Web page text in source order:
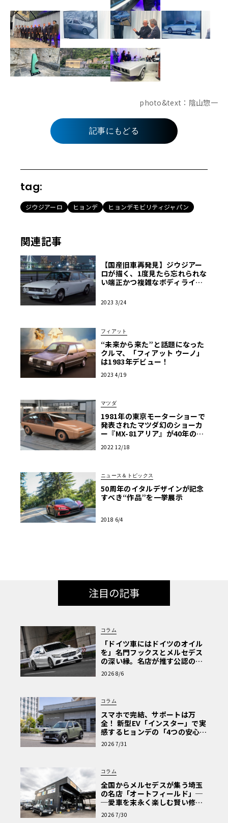
photo&text：陰山惣一
記事にもどる
tag:
ジウジアーロ ヒョンデ ヒョンデモビリティジャパン
関連記事
【国産旧車再発見】ジウジアー
ロが描く、1度見たら忘れられな
い端正かつ複雑なボディライン
2023 3/24
フィアット
“未来から来た”と話題になった
クルマ、「フィアット ウーノ」
は1983年デビュー！
2023 4/19
マツダ
1981年の東京モーターショーで
発表されたマツダ幻のショーカ
ー『MX-81アリア』が40年の時
な物語とは――？
2022 12/18
ニュース＆トピックス
50周年のイタルデザインが記念
すべき“作品”を一挙展示
2018 6/4
注目の記事
コラム
「ドイツ車にはドイツのオイル
を」名門フックスとメルセデス
の深い縁。名店が推す公認の安
心と、Cクラスで味わうシルキー
な走り〈PR〉
2026 8/6
コラム
スマホで完結、サポートは万
全！ 新型EV「インスター」で実
感するヒョンデの「4つの安心」
【第1回・ヒョンデ6つの疑問：
Why? Hyundai?】〈PR〉
2026 7/31
コラム
全国からメルセデスが集う埼玉
の名店「オートフィールド」─
─愛車を末永く楽しむ賢い修理
術と、プロがフックス製オイル
を選ぶ理由〈PR〉
2026 7/30